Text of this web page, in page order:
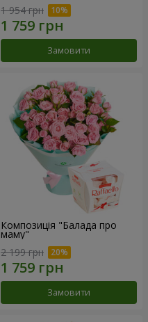
1 954 грн
Замовити
Композиція "Балада про
маму"
2 199 грн
Замовити